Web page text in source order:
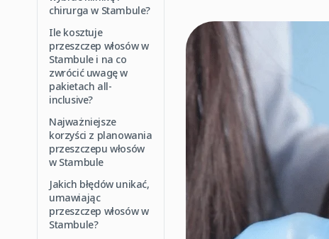
chirurga w Stambule?
Ile kosztuje
przeszczep włosów w
Stambule i na co
zwrócić uwagę w
pakietach all-
inclusive?
Najważniejsze
korzyści z planowania
przeszczepu włosów
w Stambule
Jakich błędów unikać,
umawiając
przeszczep włosów w
Stambule?